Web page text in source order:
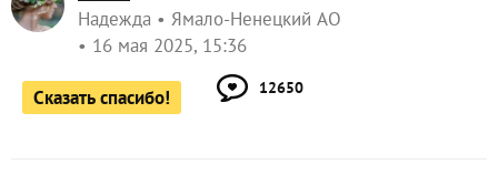
Надежда
Ямало-Ненецкий АО
16 мая 2025, 15:36
Сказать спасибо! 12650